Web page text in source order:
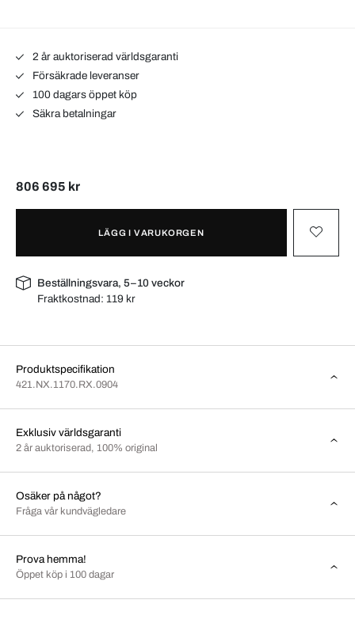
2 år auktoriserad världsgaranti
Försäkrade leveranser
100 dagars öppet köp
Säkra betalningar
806 695 kr
LÄGG I VARUKORGEN
Beställningsvara, 5–10 veckor
Fraktkostnad: 119 kr
Produktspecifikation
421.NX.1170.RX.0904
Exklusiv världsgaranti
2 år auktoriserad, 100% original
Osäker på något?
Fråga vår kundvägledare
Prova hemma!
Öppet köp i 100 dagar